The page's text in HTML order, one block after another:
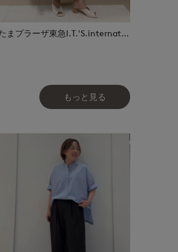
たまプラーザ東急I.T.'S.international
もっと見る